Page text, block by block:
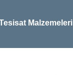
Malzemeleri